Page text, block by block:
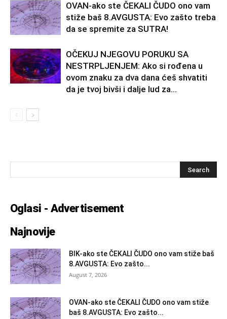
OVAN-ako ste ČEKALI ČUDO ono vam
stiže baš 8.AVGUSTA: Evo zašto treba
da se spremite za SUTRA!
OČEKUJ NJEGOVU PORUKU SA
NESTRPLJENJEM: Ako si rođena u
ovom znaku za dva dana ćeš shvatiti
da je tvoj bivši i dalje lud za...
Oglasi - Advertisement
Najnovije
BIK-ako ste ČEKALI ČUDO ono vam stiže baš
8.AVGUSTA: Evo zašto...
August 7, 2026
OVAN-ako ste ČEKALI ČUDO ono vam stiže
baš 8.AVGUSTA: Evo zašto...